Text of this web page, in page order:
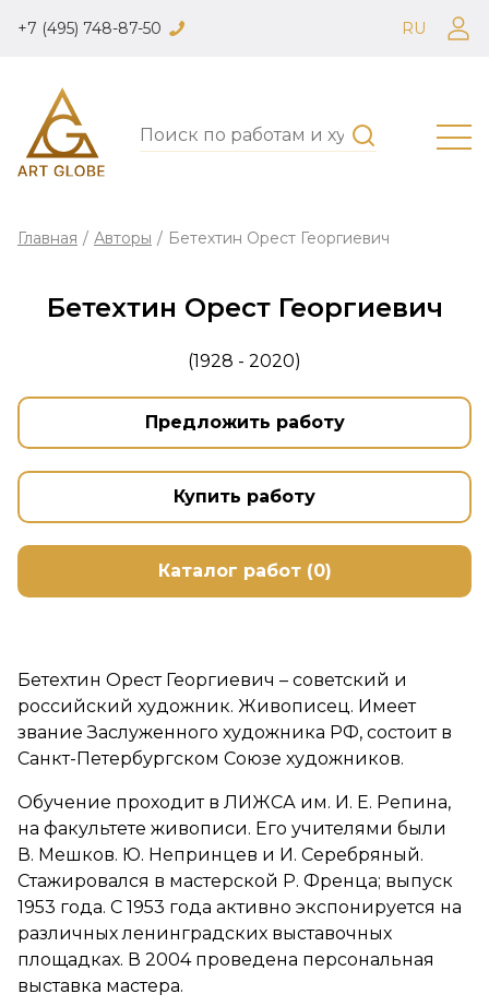
+7 (495) 748-87-50 RU
Главная / Авторы / Бетехтин Орест Георгиевич
Бетехтин Орест Георгиевич
(1928 - 2020)
Предложить работу
Купить работу
Каталог работ (0)
Бетехтин Орест Георгиевич – советский и
российский художник. Живописец. Имеет
звание Заслуженного художника РФ, состоит в
Санкт-Петербургском Союзе художников.
Обучение проходит в ЛИЖСА им. И. Е. Репина,
на факультете живописи. Его учителями были
В. Мешков. Ю. Непринцев и И. Серебряный.
Стажировался в мастерской Р. Френца; выпуск
1953 года. С 1953 года активно экспонируется на
различных ленинградских выставочных
площадках. В 2004 проведена персональная
выставка мастера.